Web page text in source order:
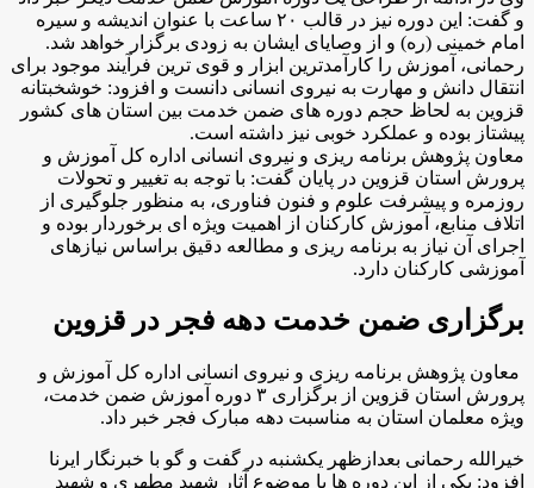
و گفت: این دوره نیز در قالب ۲۰ ساعت با عنوان اندیشه و سیره
امام خمینی (ره) و از وصایای ایشان به زودی برگزار خواهد شد.
رحمانی، آموزش را کارآمدترین ابزار و قوی ترین فرآیند موجود برای
انتقال دانش و مهارت به نیروی انسانی دانست و افزود: خوشخبتانه
قزوین به لحاظ حجم دوره های ضمن خدمت بین استان های کشور
پیشتاز بوده و عملکرد خوبی نیز داشته است.
معاون پژوهش برنامه ریزی و نیروی انسانی اداره کل آموزش و
پرورش استان قزوین در پایان گفت: با توجه به تغییر و تحولات
روزمره و پیشرفت علوم و فنون فناوری، به منظور جلوگیری از
اتلاف منابع، آموزش کارکنان از اهمیت ویژه ای برخوردار بوده و
اجرای آن نیاز به برنامه ریزی و مطالعه دقیق براساس نیازهای
آموزشی کارکنان دارد.
برگزاری ضمن خدمت دهه فجر در قزوین
معاون پژوهش برنامه ریزی و نیروی انسانی اداره کل آموزش و
پرورش استان قزوین از برگزاری ۳ دوره آموزش ضمن خدمت،
ویژه معلمان استان به مناسبت دهه مبارک فجر خبر داد.
خیرالله رحمانی بعدازظهر یکشنبه در گفت و گو با خبرنگار ایرنا
افزود: یکی از این دوره ها با موضوع آثار شهید مطهری و شهید